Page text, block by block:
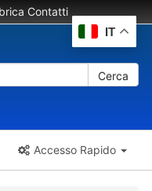
Contatti
Cerca
Accesso Rapido
IT